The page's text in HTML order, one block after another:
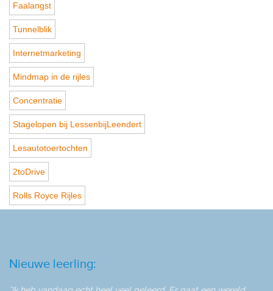
Faalangst
Tunnelblik
Internetmarketing
Mindmap in de rijles
Concentratie
Stagelopen bij LessenbijLeendert
Lesautotoertochten
2toDrive
Rolls Royce Rijles
Nieuwe leerling: